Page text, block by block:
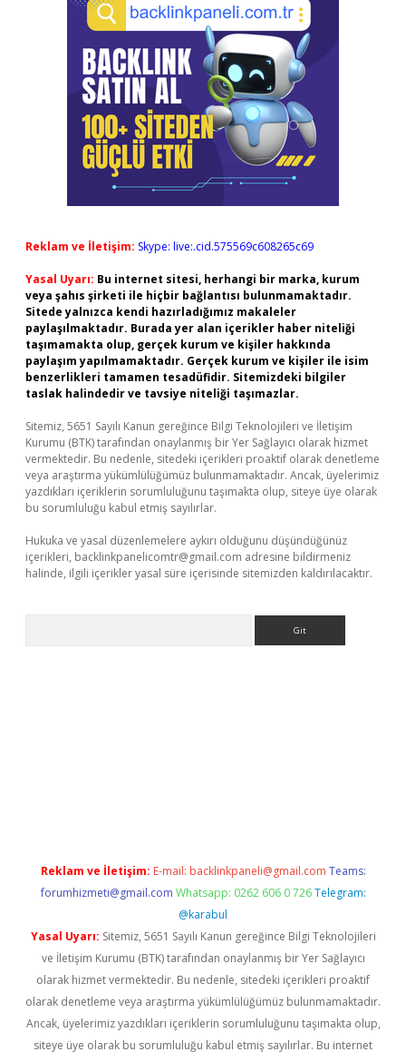
Reklam ve İletişim: Skype: live:.cid.575569c608265c69
Yasal Uyarı: Bu internet sitesi, herhangi bir marka, kurum
veya şahıs şirketi ile hiçbir bağlantısı bulunmamaktadır.
Sitede yalnızca kendi hazırladığımız makaleler
paylaşılmaktadır. Burada yer alan içerikler haber niteliği
taşımamakta olup, gerçek kurum ve kişiler hakkında
paylaşım yapılmamaktadır. Gerçek kurum ve kişiler ile isim
benzerlikleri tamamen tesadüfidir. Sitemizdeki bilgiler
taslak halindedir ve tavsiye niteliği taşımazlar.
Sitemiz, 5651 Sayılı Kanun gereğince Bilgi Teknolojileri ve İletişim
Kurumu (BTK) tarafından onaylanmış bir Yer Sağlayıcı olarak hizmet
vermektedir. Bu nedenle, sitedeki içerikleri proaktif olarak denetleme
veya araştırma yükümlülüğümüz bulunmamaktadır. Ancak, üyelerimiz
yazdıkları içeriklerin sorumluluğunu taşımakta olup, siteye üye olarak
bu sorumluluğu kabul etmiş sayılırlar.
Hukuka ve yasal düzenlemelere aykırı olduğunu düşündüğünüz
içerikleri, backlinkpanelicomtr@gmail.com adresine bildirmeniz
halinde, ilgili içerikler yasal süre içerisinde sitemizden kaldırılacaktır.
Reklam ve İletişim: E-mail: backlinkpaneli@gmail.com Teams:
forumhizmeti@gmail.com Whatsapp: 0262 606 0 726 Telegram:
@karabul
Yasal Uyarı: Sitemiz, 5651 Sayılı Kanun gereğince Bilgi Teknolojileri
ve İletişim Kurumu (BTK) tarafından onaylanmış bir Yer Sağlayıcı
olarak hizmet vermektedir. Bu nedenle, sitedeki içerikleri proaktif
olarak denetleme veya araştırma yükümlülüğümüz bulunmamaktadır.
Ancak, üyelerimiz yazdıkları içeriklerin sorumluluğunu taşımakta olup,
siteye üye olarak bu sorumluluğu kabul etmiş sayılırlar. Bu internet